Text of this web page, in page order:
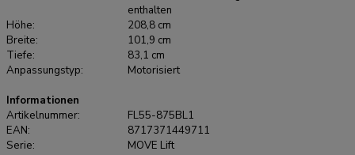
ermöglicht die Installation einer separaten Kameraablage und
einer Ablage für Multimedia-Geräte am Wagen. Im Kit
enthalten ist ein Adapter für die Logitech Rally Bar (Mini). Die
Multimedia-Ablage ist außerdem für die Installation von u.a.
Multimedia Kits AFL-875BL1 und AV1-875BL sind optional
erhältlich und ermöglichen die Installation einer separaten
Kamera- und einem Multimediatabletts auf dem Wagen. In
enthalten
Höhe:
208,8 cm
Breite:
101,9 cm
Tiefe:
83,1 cm
Anpassungstyp:
Motorisiert
Informationen
Artikelnummer:
FL55-875BL1
EAN:
8717371449711
Serie:
MOVE Lift